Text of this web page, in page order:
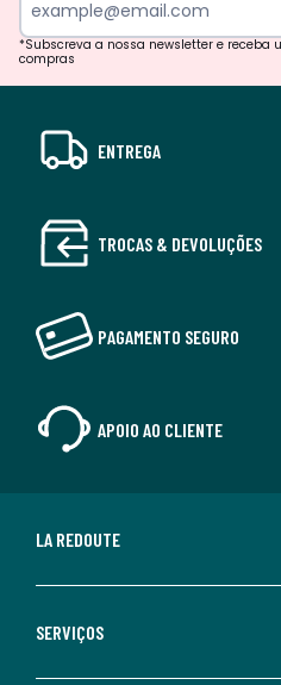
*Subscreva a nossa newsletter e receba
compras
ENTREGA
TROCAS & DEVOLUÇÕES
PAGAMENTO SEGURO
APOIO AO CLIENTE
LA REDOUTE
SERVIÇOS